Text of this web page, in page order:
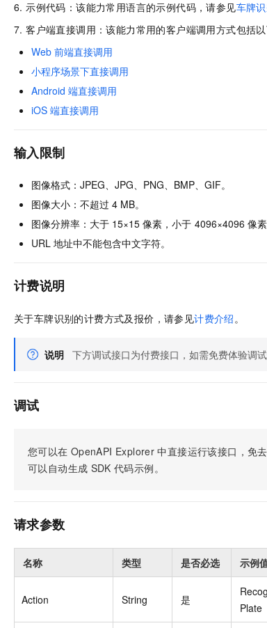
6. 示例代码：该能力常用语言的示例代码，请参见车牌
7. 客户端直接调用：该能力常用的客户端调用方式包括以
Web 前端直接调用
小程序场景下直接调用
Android 端直接调用
iOS 端直接调用
输入限制
图像格式：JPEG、JPG、PNG、BMP、GIF。
图像大小：不超过 4 MB。
图像分辨率：大于 15×15 像素，小于 4096×4096 像素
URL 地址中不能包含中文字符。
计费说明
关于车牌识别的计费方式及报价，请参见计费介绍 。
说明 下方调试接口为付费接口，如需免费体验调
调试
您可以在 OpenAPI Explorer 中直接运行该接口，免
可以自动生成 SDK 代码示例。
请求参数
名称 类型 是否必选 示例
Action String 是
Plate